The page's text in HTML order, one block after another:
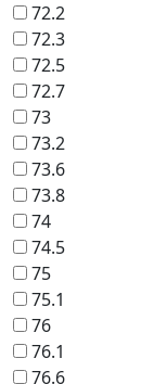
72.2
72.3
72.5
72.7
73
73.2
73.6
73.8
74
74.5
75
75.1
76
76.1
76.6